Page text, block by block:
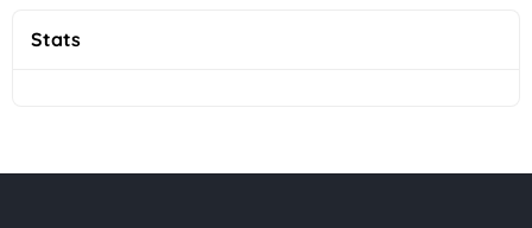
Stats